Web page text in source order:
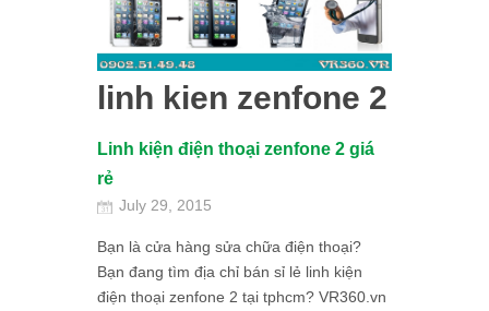
linh kien zenfone 2
Linh kiện điện thoại zenfone 2 giá
rẻ
July 29, 2015
Bạn là cửa hàng sửa chữa điện thoại?
Bạn đang tìm địa chỉ bán sỉ lẻ linh kiện
điện thoại zenfone 2 tại tphcm? VR360.vn